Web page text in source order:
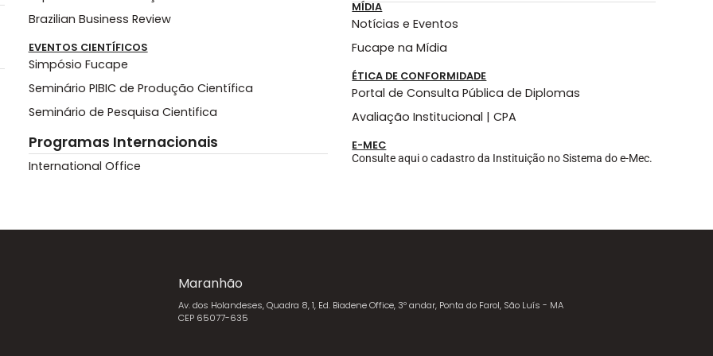
Brazilian Business Review
EVENTOS CIENTÍFICOS
Simpósio Fucape
Seminário PIBIC de Produção Científica
Seminário de Pesquisa Cientifica
Programas Internacionais
International Office
MÍDIA
Notícias e Eventos
Fucape na Mídia
ÉTICA DE CONFORMIDADE
Portal de Consulta Pública de Diplomas
Avaliação Institucional | CPA
E-MEC
Consulte aqui o cadastro da Instituição no Sistema do e-Mec.
Maranhão
Av. dos Holandeses, Quadra 8, 1, Ed. Biadene Office, 3º andar, Ponta do Farol, São Luís - MA
CEP 65077-635